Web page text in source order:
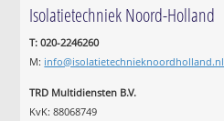
Isolatietechniek Noord-Holland
T: 020-2246260
M: info@isolatietechnieknoordholland.nl
TRD Multidiensten B.V.
KvK: 88068749